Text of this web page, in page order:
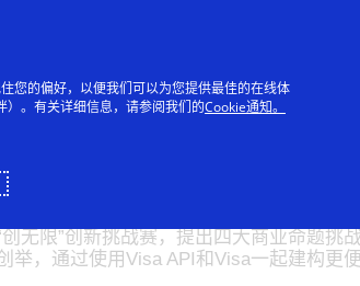
“创无限”创新
无限”创新挑战赛，提出四大商业命题挑
，通过使用Visa API和Visa一起建构更
您的偏好，以便我们可以为您提供最佳的在线体
。有关详细信息，请参阅我们的Cookie通知。